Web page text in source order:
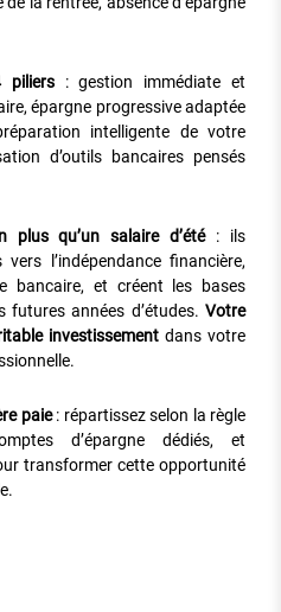
piliers: gestion immédiate et
épargne progressive adaptée
intelligente de votre
d’outils bancaires pensés
plus qu’un salaire d’été: ils
l’indépendance financière,
bancaire, et créent les bases
futures années d’études. Votre
investissement dans votre
paie: répartissez selon la règle
d’épargne dédiés, et
transformer cette opportunité